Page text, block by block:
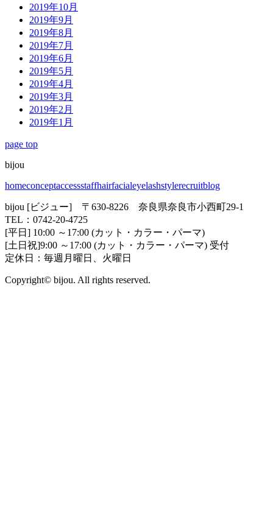
2019年10月
2019年9月
2019年8月
2019年7月
2019年6月
2019年5月
2019年4月
2019年3月
2019年2月
2019年1月
page top
bijou
homeconceptaccessstaffhairfacialeyelashstylerecruitblog
bijou [ビジュー] 〒630-8226 奈良県奈良市小西町29-1
TEL：0742-20-4725
[平日] 10:00 ～17:00 (カット・カラー・パーマ)
[土日祝]9:00 ～17:00 (カット・カラー・パーマ) 受付
定休日：毎週月曜日、火曜日
Copyright© bijou. All rights reserved.